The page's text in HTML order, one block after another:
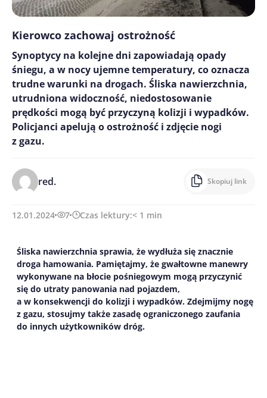
Kierowco zachowaj ostrożność
Synoptycy na kolejne dni zapowiadają opady
śniegu, a w nocy ujemne temperatury, co oznacza
trudne warunki na drogach. Śliska nawierzchnia,
utrudniona widoczność, niedostosowanie
prędkości mogą być przyczyną kolizji i wypadków.
Policjanci apelują o ostrożność i zdjęcie nogi
z gazu.
red. Skopiuj link
12.01.2024 7 Czas lektury:< 1 min
Śliska nawierzchnia sprawia, że wydłuża się znacznie
droga hamowania. Pamiętajmy, że gwałtowne manewry
wykonywane na błocie pośniegowym mogą przyczynić
się do utraty panowania nad pojazdem,
a w konsekwencji do kolizji i wypadków. Zdejmijmy nogę
z gazu, stosujmy także zasadę ograniczonego zaufania
do innych użytkowników dróg.